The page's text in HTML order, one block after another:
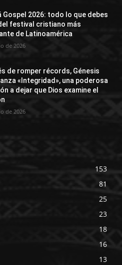
Gospel 2026: todo lo que debes
festival cristiano más
de Latinoamérica
de 2026
de romper récords, Génesis
«Integridad», una poderosa
a dejar que Dios examine el
de 2026
153
81
25
23
18
16
13